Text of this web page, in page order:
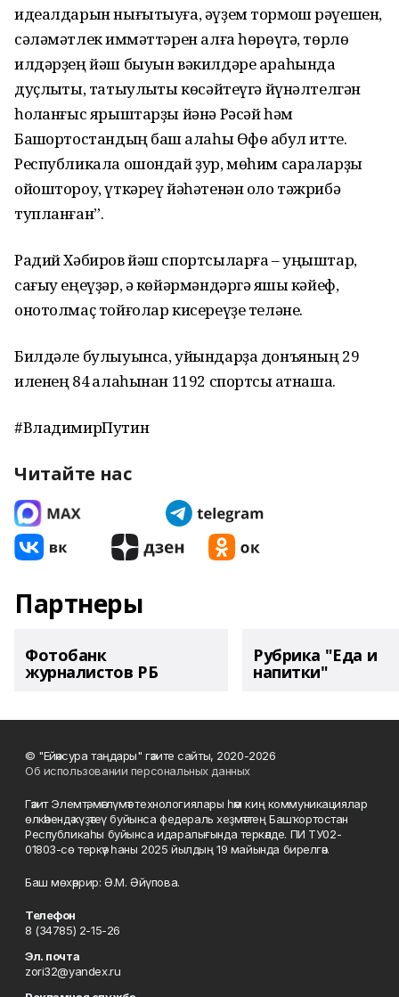
идеалдарын нығытыуға, әүҙем тормош рәүешен,
сәләмәтлек ҡиммәттәрен алға һөрөүгә, төрлө
илдәрҙең йәш быуын вәкилдәре араһында
дуҫлыҡты, татыулыҡты көсәйтеүгә йүнәлтелгән
һоҡланғыс ярыштарҙы йәнә Рәсәй һәм
Башҡортостандың баш ҡалаһы Өфө ҡабул итте.
Республикала ошондай ҙур, мөһим сараларҙы
ойоштороу, үткәреү йәһәтенән оло тәжрибә
тупланған”.
Радий Хәбиров йәш спортсыларға – уңыштар,
сағыу еңеүҙәр, ә көйәрмәндәргә яҡшы кәйеф,
онотолмаҫ тойғолар кисереүҙе теләне.
Билдәле булыуынса, уйындарҙа донъяның 29
иленең 84 ҡалаһынан 1192 спортсы ҡатнаша.
#ВладимирПутин
Читайте нас
Партнеры
Фотобанк
журналистов РБ
Рубрика "Еда и
напитки"
© "Ейәнсура таңдары" гәзите сайты, 2020-2026
Об использовании персональных данных
Гәзит Элемтә, мәғлүмәт технологиялары һәм киң коммуникациялар
өлкәһендә күҙәтеү буйынса федераль хеҙмәттең Башҡортостан
Республикаһы буйынса идаралығында теркәлде. ПИ ТУ02-
01803-сө теркәү һаны 2025 йылдың 19 майында бирелгән.
Баш мөхәррир: Ә.М. Әйүпова.
Телефон
8 (34785) 2-15-26
Эл. почта
zori32@yandex.ru